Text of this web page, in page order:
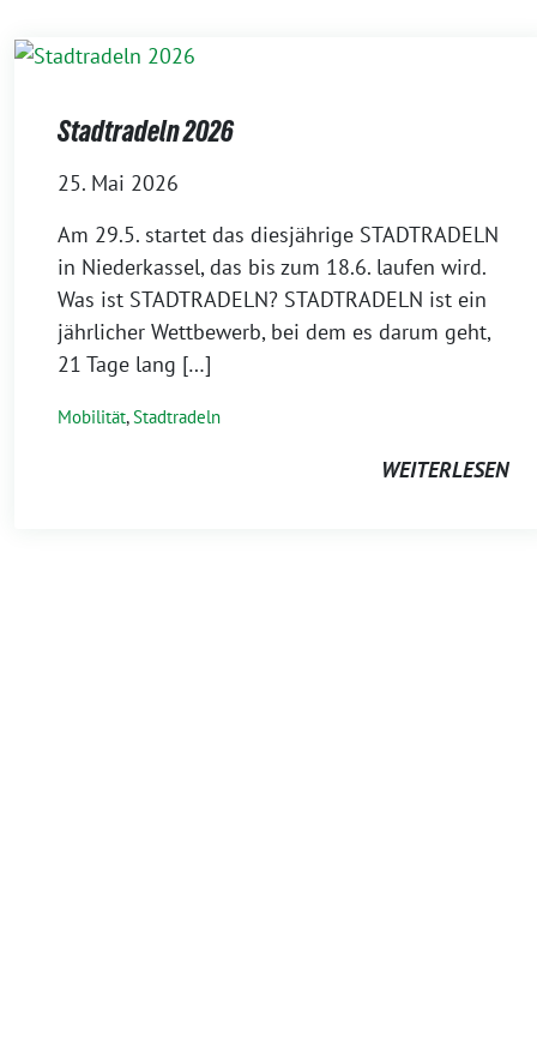
Stadtradeln 2026
25. Mai 2026
Am 29.5. startet das diesjährige STADTRADELN
in Niederkassel, das bis zum 18.6. laufen wird.
Was ist STADTRADELN? STADTRADELN ist ein
jährlicher Wettbewerb, bei dem es darum geht,
21 Tage lang […]
Mobilität,Stadtradeln
WEITERLESEN